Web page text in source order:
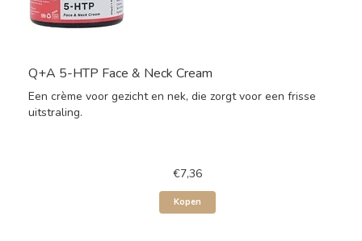
Q+A 5-HTP Face & Neck Cream
Een crème voor gezicht en nek, die zorgt voor een frisse
uitstraling.
€7,36
Kopen